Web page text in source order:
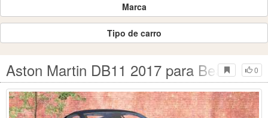
Marca
Tipo de carro
0
Aston Martin DB11 2017 para BeamNG